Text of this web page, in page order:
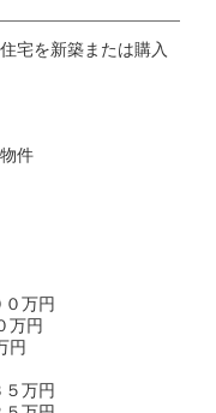
宅を新築または購入
件
万円
万円
円
万円